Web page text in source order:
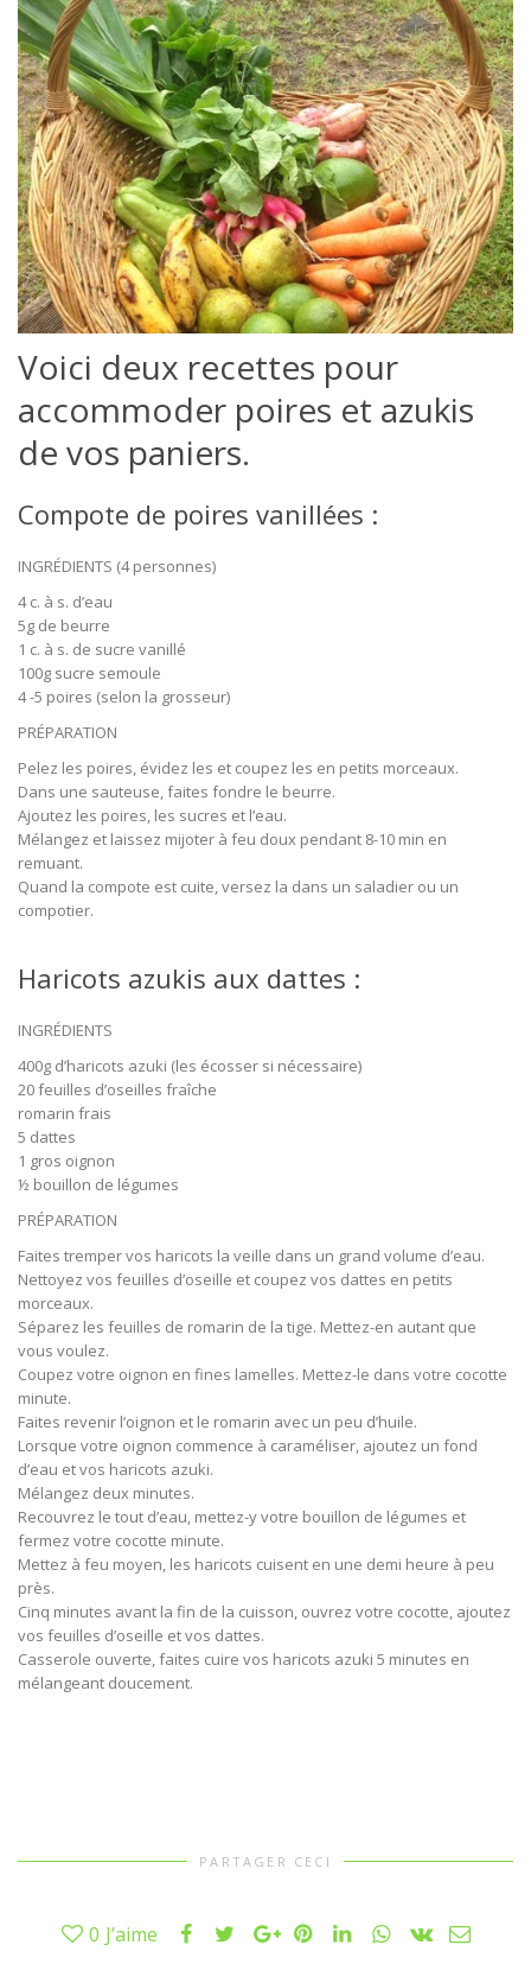
Voici deux recettes pour
accommoder poires et azukis
de vos paniers.
Compote de poires vanillées :
INGRÉDIENTS (4 personnes)
4 c. à s. d’eau
5g de beurre
1 c. à s. de sucre vanillé
100g sucre semoule
4 -5 poires (selon la grosseur)
PRÉPARATION
Pelez les poires, évidez les et coupez les en petits morceaux.
Dans une sauteuse, faites fondre le beurre.
Ajoutez les poires, les sucres et l’eau.
Mélangez et laissez mijoter à feu doux pendant 8-10 min en
remuant.
Quand la compote est cuite, versez la dans un saladier ou un
compotier.
Haricots azukis aux dattes :
INGRÉDIENTS
400g d’haricots azuki (les écosser si nécessaire)
20 feuilles d’oseilles fraîche
romarin frais
5 dattes
1 gros oignon
½ bouillon de légumes
PRÉPARATION
Faites tremper vos haricots la veille dans un grand volume d’eau.
Nettoyez vos feuilles d’oseille et coupez vos dattes en petits
morceaux.
Séparez les feuilles de romarin de la tige. Mettez-en autant que
vous voulez.
Coupez votre oignon en fines lamelles. Mettez-le dans votre cocotte
minute.
Faites revenir l’oignon et le romarin avec un peu d’huile.
Lorsque votre oignon commence à caraméliser, ajoutez un fond
d’eau et vos haricots azuki.
Mélangez deux minutes.
Recouvrez le tout d’eau, mettez-y votre bouillon de légumes et
fermez votre cocotte minute.
Mettez à feu moyen, les haricots cuisent en une demi heure à peu
près.
Cinq minutes avant la fin de la cuisson, ouvrez votre cocotte, ajoutez
vos feuilles d’oseille et vos dattes.
Casserole ouverte, faites cuire vos haricots azuki 5 minutes en
mélangeant doucement.
PARTAGER CECI
0 J’aime